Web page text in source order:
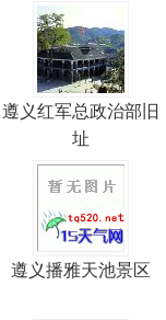
遵义红军总政治部旧
址
遵义播雅天池景区